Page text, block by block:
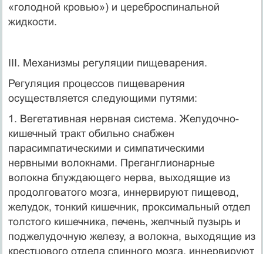
«голодной кровью») и цереброспинальной
жидкости.
III. Механизмы регуляции пищеварения.
Регуляция процессов пищеварения
осуществляется следующими путями:
1. Вегетативная нервная система. Желудочно-
кишечный тракт обильно снабжен
парасимпатическими и симпатическими
нервными волокнами. Преганглионарные
волокна блуждающего нерва, выходящие из
продолговатого мозга, иннервируют пищевод,
желудок, тонкий кишечник, проксимальный отдел
толстого кишечника, печень, желчный пузырь и
поджелудочную железу, а волокна, выходящие из
крестцового отдела спинного мозга, иннервируют